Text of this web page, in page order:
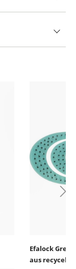
Efalock
aus